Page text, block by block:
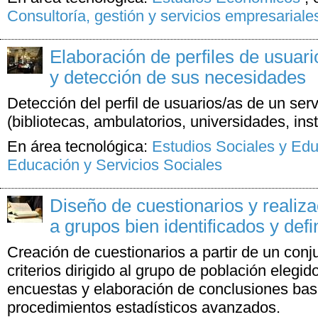
Consultoría, gestión y servicios
Elaboración de perfiles de
y detección de sus necesidades
Detección del perfil de usuarios/as de un
(bibliotecas, ambulatorios, universidades,
En área tecnológica: Estudios Sociales y
Educación y Servicios Sociales
Diseño de cuestionarios y
a grupos bien identificados y
Creación de cuestionarios a partir de un
criterios dirigido al grupo de población
encuestas y elaboración de conclusiones
procedimientos estadísticos avanzados.